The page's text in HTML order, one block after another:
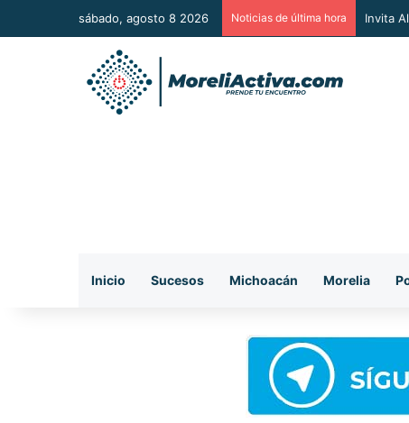
sábado, agosto 8 2026 Noticias de última hora
Inicio Sucesos Michoacán Morelia